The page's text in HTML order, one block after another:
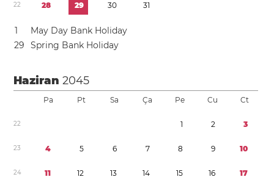
22 28 29 30 31
1
May Day Bank Holiday
29 Spring Bank Holiday
Haziran2045
Pa Pt Sa Ça Pe Cu Ct
22 1 2 3
23 4 5 6 7 8 9 10
24 11 12 13 14 15 16 17